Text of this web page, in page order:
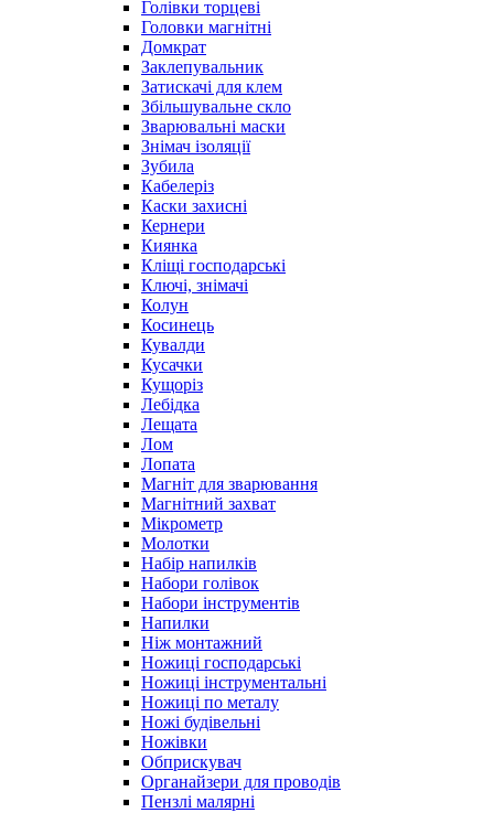
Голівки торцеві
Головки магнітні
Домкрат
Заклепувальник
Затискачі для клем
Збільшувальне скло
Зварювальні маски
Знімач ізоляції
Зубила
Кабелеріз
Каски захисні
Кернери
Киянка
Кліщі господарські
Ключі, знімачі
Колун
Косинець
Кувалди
Кусачки
Кущоріз
Лебідка
Лещата
Лом
Лопата
Магніт для зварювання
Магнітний захват
Мікрометр
Молотки
Набір напилків
Набори голівок
Набори інструментів
Напилки
Ніж монтажний
Ножиці господарські
Ножиці інструментальні
Ножиці по металу
Ножі будівельні
Ножівки
Обприскувач
Органайзери для проводів
Пензлі малярні